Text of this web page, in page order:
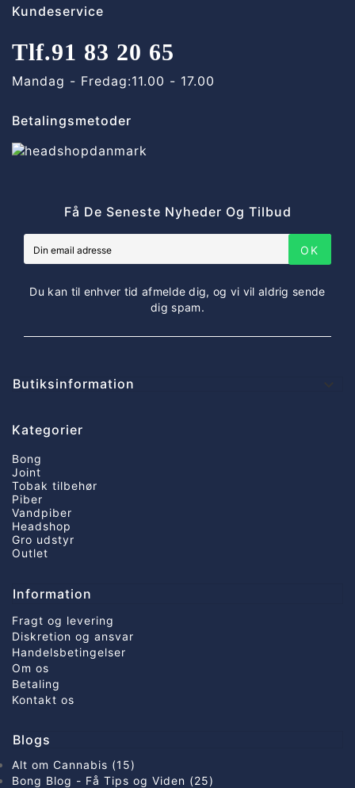
Kundeservice
Tlf.91 83 20 65
Mandag - Fredag:11.00 - 17.00
Betalingsmetoder
Få De Seneste Nyheder Og Tilbud
OK
Du kan til enhver tid afmelde dig, og vi vil aldrig sende
dig spam.
Butiksinformation
Kategorier
Bong
Joint
Tobak tilbehør
Piber
Vandpiber
Headshop
Gro udstyr
Outlet
Information
Fragt og levering
Diskretion og ansvar
Handelsbetingelser
Om os
Betaling
Kontakt os
Blogs
Alt om Cannabis (15)
Bong Blog - Få Tips og Viden (25)